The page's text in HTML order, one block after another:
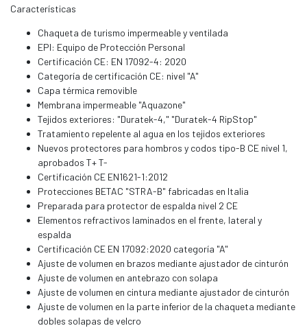
Características
Chaqueta de turismo impermeable y ventilada
EPI: Equipo de Protección Personal
Certificación CE: EN 17092-4: 2020
Categoría de certificación CE: nivel "A"
Capa térmica removible
Membrana impermeable "Aquazone"
Tejidos exteriores: "Duratek-4," "Duratek-4 RipStop"
Tratamiento repelente al agua en los tejidos exteriores
Nuevos protectores para hombros y codos tipo-B CE nivel 1,
aprobados T+ T-
Certificación CE EN1621-1:2012
Protecciones BETAC "STRA-B" fabricadas en Italia
Preparada para protector de espalda nivel 2 CE
Elementos refractivos laminados en el frente, lateral y
espalda
Certificación CE EN 17092:2020 categoría "A"
Ajuste de volumen en brazos mediante ajustador de cinturón
Ajuste de volumen en antebrazo con solapa
Ajuste de volumen en cintura mediante ajustador de cinturón
Ajuste de volumen en la parte inferior de la chaqueta mediante
dobles solapas de velcro